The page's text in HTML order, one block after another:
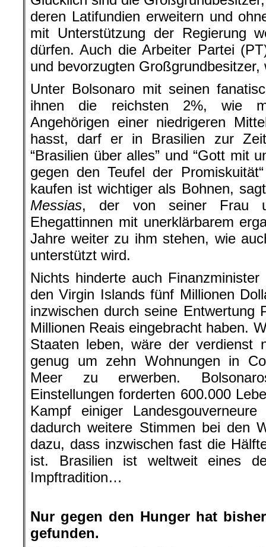
deren Latifundien erweitern und
mit Unterstützung der Regierung
dürfen. Auch die Arbeiter Partei
und bevorzugten
Unter Bolsonaro mit seinen
ihnen die reichsten 2%, wie
Angehörigen einer niedrigeren
hasst, darf er in Brasilien zur
“Brasilien über alles” und “Gott mit
gegen den Teufel der
kaufen ist wichtiger als Bohnen,
Messias, der von seiner Frau
Ehegattinnen mit unerklärbarem
Jahre weiter zu ihm stehen, wie
unterstützt wird.
Nichts hinderte auch
den Virgin Islands fünf Millionen
inzwischen durch seine Entwertung
Millionen Reais eingebracht haben.
Staaten leben, wäre der verdienst
genug um zehn Wohnungen in
Meer zu erwerben.
Einstellungen forderten 600.000
Kampf einiger
dadurch weitere Stimmen bei den
dazu, dass inzwischen fast die
ist. Brasilien ist weltweit eines
Impftradition…
Nur gegen den Hunger hat
gefunden.